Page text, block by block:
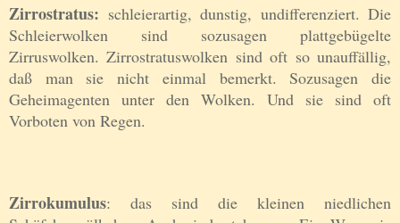
Zirrostratus: schleierartig, dunstig, undifferenziert. Die
Schleierwolken sind sozusagen plattgebügelte
Zirruswolken. Zirrostratuswolken sind oft so unauffällig,
daß man sie nicht einmal bemerkt. Sozusagen die
Geheimagenten unter den Wolken. Und sie sind oft
Vorboten von Regen.
Zirrokumulus: das sind die kleinen niedlichen